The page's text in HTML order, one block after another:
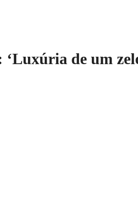
de um